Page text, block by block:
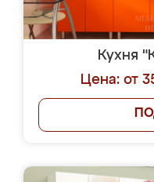
Кухня
Цена: от